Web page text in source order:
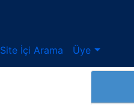
Site İçi Arama Üye